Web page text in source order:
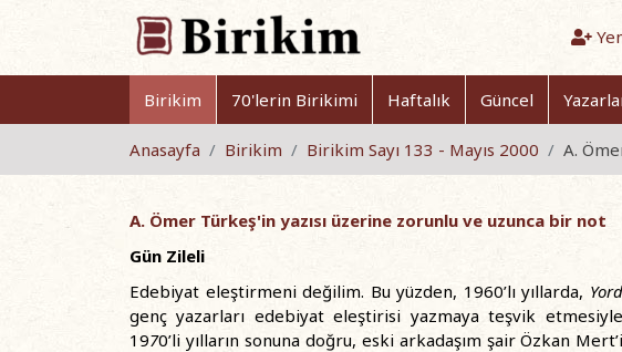
Birikim 70'lerin Birikimi Haftalık Güncel
Anasayfa Birikim Birikim Sayı 133 - Mayıs 2000 A.
A. Ömer Türkeş'in yazısı üzerine zorunlu ve uzunca bir not
Gün Zileli
Edebiyat eleştirmeni değilim. Bu yüzden, 1960’lı yıllarda,
genç yazarları edebiyat eleştirisi yazmaya teşvik etmesiyle
1970’li yılların sonuna doğru, eski arkadaşım şair Özkan